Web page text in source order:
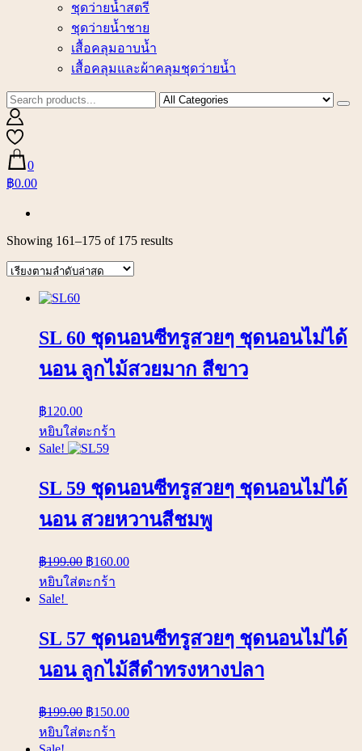
ชุดว่ายน้ำสตรี
ชุดว่ายน้ำชาย
เสื้อคลุมอาบน้ำ
เสื้อคลุมและผ้าคลุมชุดว่ายน้ำ
0
฿0.00
Showing 161–175 of 175 results
SL 60 ชุดนอนซีทรูสวยๆ ชุดนอนไม่ได้
นอน ลูกไม้สวยมาก สีขาว
฿120.00
หยิบใส่ตะกร้า
Sale!
SL 59 ชุดนอนซีทรูสวยๆ ชุดนอนไม่ได้
นอน สวยหวานสีชมพู
฿199.00 ฿160.00
หยิบใส่ตะกร้า
Sale!
SL 57 ชุดนอนซีทรูสวยๆ ชุดนอนไม่ได้
นอน ลูกไม้สีดำทรงหางปลา
฿199.00 ฿150.00
หยิบใส่ตะกร้า